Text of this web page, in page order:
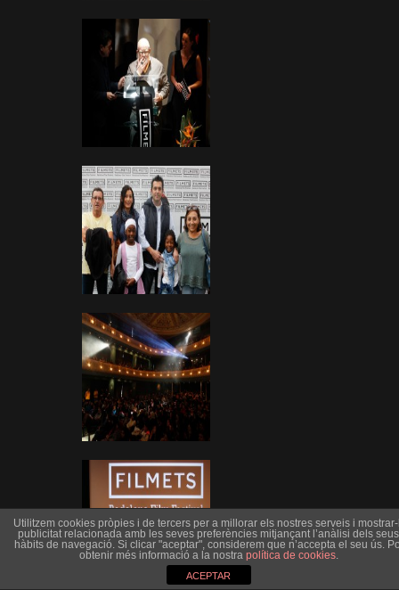
Utilitzem cookies pròpies i de tercers per a millorar els nostres serveis i
publicitat relacionada amb les seves preferències mitjançant l’anàlisi dels seus
hàbits de navegació. Si clicar "aceptar", considerem que n’accepta el seu ús.
obtenir més informació a la nostra política de cookies.
ACEPTAR